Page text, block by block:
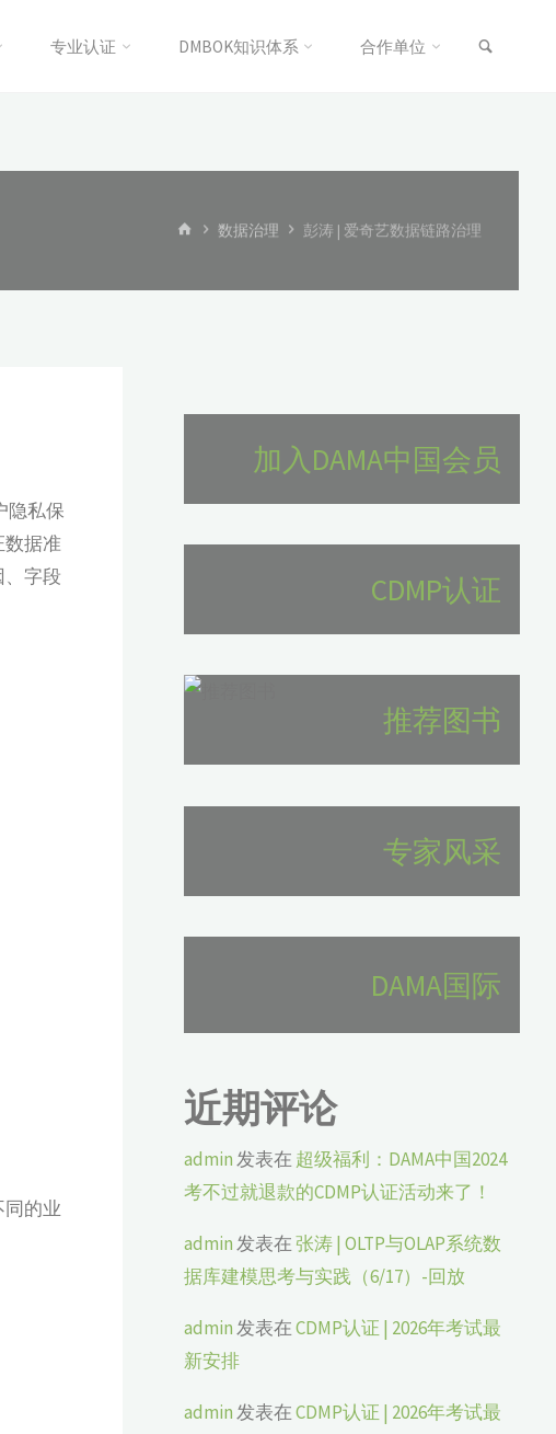
专业认证 DMBOK知识体系 合作单位
首 数据治理 彭涛 | 爱奇艺数据链路治理
隐私保
据准
字段
的业
加入DAMA中国会员
CDMP认证
推荐图书
专家风采
DAMA国际
近期评论
admin发表在超级福利：DAMA中国2024
考不过就退款的CDMP认证活动来了！
admin发表在张涛 | OLTP与OLAP系统数
据库建模思考与实践（6/17）-回放
admin发表在CDMP认证 | 2026年考试最
新安排
admin发表在CDMP认证 | 2026年考试最